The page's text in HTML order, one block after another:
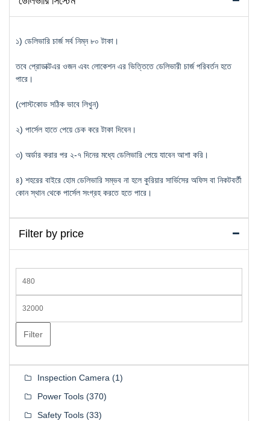
১) ডেলিভারি চার্জ সর্ব নিম্ন ৮০ টাকা।
তবে প্রোডাক্টএর ওজন এবং লোকেশন এর ভিত্তিতে ডেলিভারী চার্জ পরিবর্তন হতে
পারে।
(পোস্টকোড সঠিক ভাবে লিখুন)
২) পার্সেল হাতে পেয়ে চেক করে টাকা দিবেন।
৩) অর্ডার করার পর ২-৭ দিনের মধ্যে ডেলিভারি পেয়ে যাবেন আশা করি।
৪) শহরের বাইরে হোম ডেলিভারি সম্ভব না হলে কুরিয়ার সার্ভিসের অফিস বা নিকটবর্তী
কোন স্থান থেকে পার্সেল সংগ্রহ করতে হতে পারে।
Filter by price
price
price
Filter
Inspection Camera (1)
Power Tools (370)
Safety Tools (33)